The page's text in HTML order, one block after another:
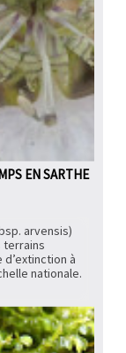
EN SARTHE
arvensis)
terrains
à
nationale.